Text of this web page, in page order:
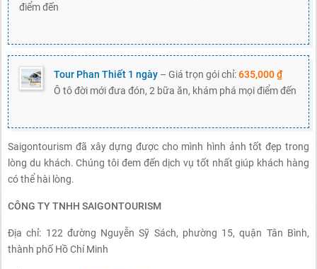
điểm đến
Tour Phan Thiết 1 ngày– Giá trọn gói chỉ:635,000 ₫
Ô tô đời mới đưa đón, 2 bữa ăn, khám phá mọi điểm đến
Saigontourism đã xây dựng được cho mình hình ảnh tốt đẹp trong
lòng du khách. Chúng tôi đem đến dịch vụ tốt nhất giúp khách hàng
có thể hài lòng.
CÔNG TY TNHH SAIGONTOURISM
Địa chỉ: 122 đường Nguyễn Sỹ Sách, phường 15, quận Tân Bình,
thành phố Hồ Chí Minh